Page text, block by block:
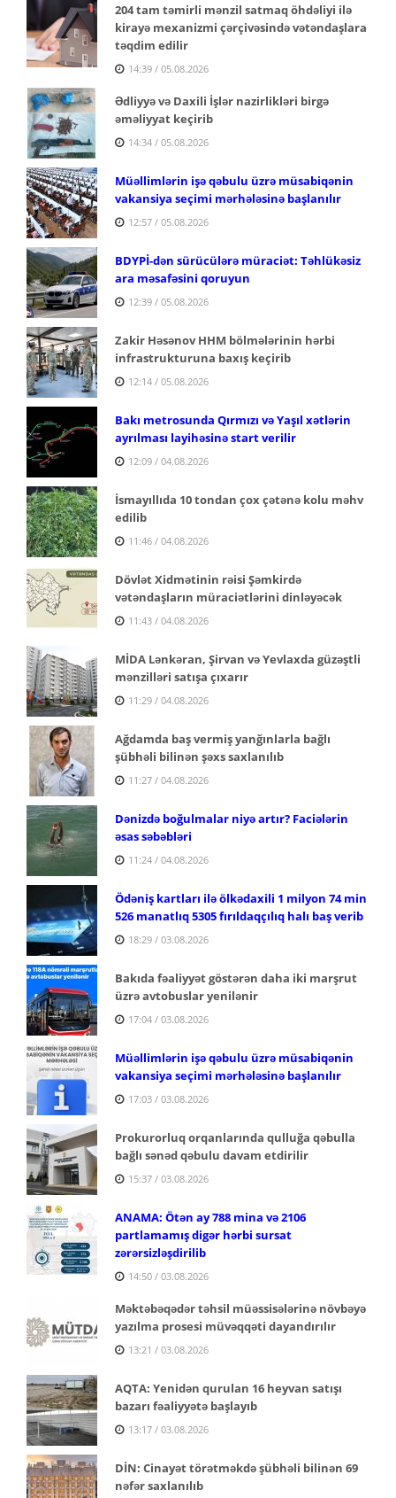
204 tam təmirli mənzil satmaq öhdəliyi ilə
kirayə mexanizmi çərçivəsində vətəndaşlara
təqdim edilir
14:39 / 05.08.2026
Ədliyyə və Daxili İşlər nazirlikləri birgə
əməliyyat keçirib
14:34 / 05.08.2026
Müəllimlərin işə qəbulu üzrə müsabiqənin
vakansiya seçimi mərhələsinə başlanılır
12:57 / 05.08.2026
BDYPİ-dən sürücülərə müraciət: Təhlükəsiz
ara məsafəsini qoruyun
12:39 / 05.08.2026
Zakir Həsənov HHM bölmələrinin hərbi
infrastrukturuna baxış keçirib
12:14 / 05.08.2026
Bakı metrosunda Qırmızı və Yaşıl xətlərin
ayrılması layihəsinə start verilir
12:09 / 04.08.2026
İsmayıllıda 10 tondan çox çətənə kolu məhv
edilib
11:46 / 04.08.2026
Dövlət Xidmətinin rəisi Şəmkirdə
vətəndaşların müraciətlərini dinləyəcək
11:43 / 04.08.2026
MİDA Lənkəran, Şirvan və Yevlaxda güzəştli
mənzilləri satışa çıxarır
11:29 / 04.08.2026
Ağdamda baş vermiş yanğınlarla bağlı
şübhəli bilinən şəxs saxlanılıb
11:27 / 04.08.2026
Dənizdə boğulmalar niyə artır? Faciələrin
əsas səbəbləri
11:24 / 04.08.2026
Ödəniş kartları ilə ölkədaxili 1 milyon 74 min
526 manatlıq 5305 fırıldaqçılıq halı baş verib
18:29 / 03.08.2026
Bakıda fəaliyyət göstərən daha iki marşrut
üzrə avtobuslar yenilənir
17:04 / 03.08.2026
Müəllimlərin işə qəbulu üzrə müsabiqənin
vakansiya seçimi mərhələsinə başlanılır
17:03 / 03.08.2026
Prokurorluq orqanlarında qulluğa qəbulla
bağlı sənəd qəbulu davam etdirilir
15:37 / 03.08.2026
ANAMA: Ötən ay 788 mina və 2106
partlamamış digər hərbi sursat
zərərsizləşdirilib
14:50 / 03.08.2026
Məktəbəqədər təhsil müəssisələrinə növbəyə
yazılma prosesi müvəqqəti dayandırılır
13:21 / 03.08.2026
AQTA: Yenidən qurulan 16 heyvan satışı
bazarı fəaliyyətə başlayıb
13:17 / 03.08.2026
DİN: Cinayət törətməkdə şübhəli bilinən 69
nəfər saxlanılıb